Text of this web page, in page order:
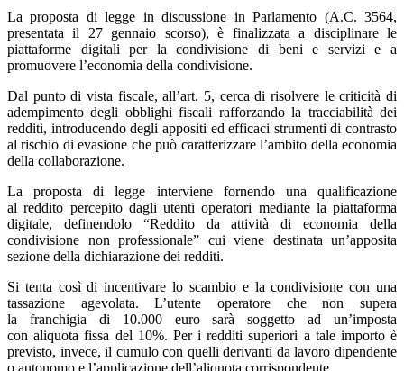
La proposta di legge in discussione in Parlamento (A.C. 3564,
presentata il 27 gennaio scorso), è finalizzata a disciplinare le
piattaforme digitali per la condivisione di beni e servizi e a
promuovere l’economia della condivisione.
Dal punto di vista fiscale, all’art. 5, cerca di risolvere le criticità di
adempimento degli obblighi fiscali rafforzando la tracciabilità dei
redditi, introducendo degli appositi ed efficaci strumenti di contrasto
al rischio di evasione che può caratterizzare l’ambito della economia
della collaborazione.
La proposta di legge interviene fornendo una qualificazione
al reddito percepito dagli utenti operatori mediante la piattaforma
digitale, definendolo “Reddito da attività di economia della
condivisione non professionale” cui viene destinata un’apposita
sezione della dichiarazione dei redditi.
Si tenta così di incentivare lo scambio e la condivisione con una
tassazione agevolata. L’utente operatore che non supera
la franchigia di 10.000 euro sarà soggetto ad un’imposta
con aliquota fissa del 10%. Per i redditi superiori a tale importo è
previsto, invece, il cumulo con quelli derivanti da lavoro dipendente